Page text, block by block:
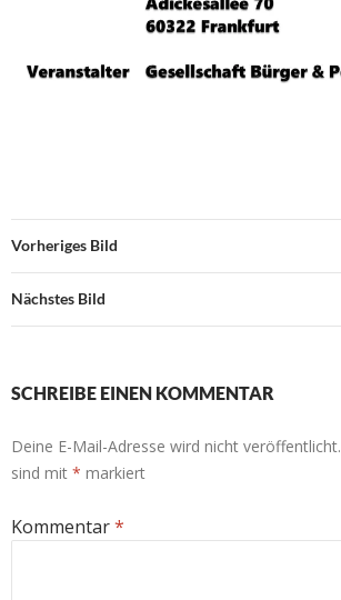
Vorheriges Bild
Nächstes Bild
SCHREIBE EINEN KOMMENTAR
Deine E-Mail-Adresse wird nicht veröffentlicht.
sind mit * markiert
Kommentar*